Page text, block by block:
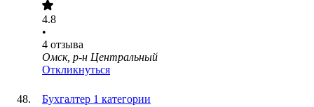
4.8
•
4 отзыва
Омск, р-н Центральный
Откликнуться
Бухгалтер 1 категории